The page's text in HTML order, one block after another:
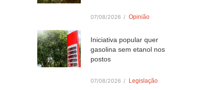
07/08/2026 / Opinião
Iniciativa popular quer
gasolina sem etanol nos
postos
07/08/2026 / Legislação